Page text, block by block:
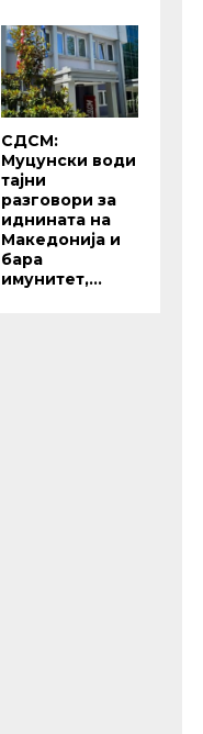
СДСМ:
Муцунски води
тајни
разговори за
иднината на
Македонија и
бара
имунитет,...